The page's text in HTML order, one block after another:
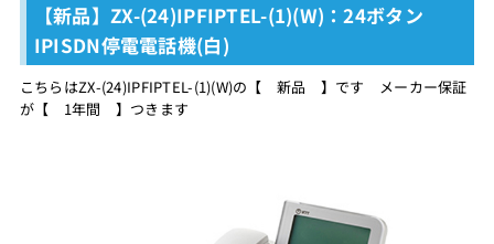
【新品】ZX-(24)IPFIPTEL-(1)(W)：24ボタン
IPISDN停電電話機(白)
こちらはZX-(24)IPFIPTEL-(1)(W)の【 新品 】です メーカー保証
が【 1年間 】つきます